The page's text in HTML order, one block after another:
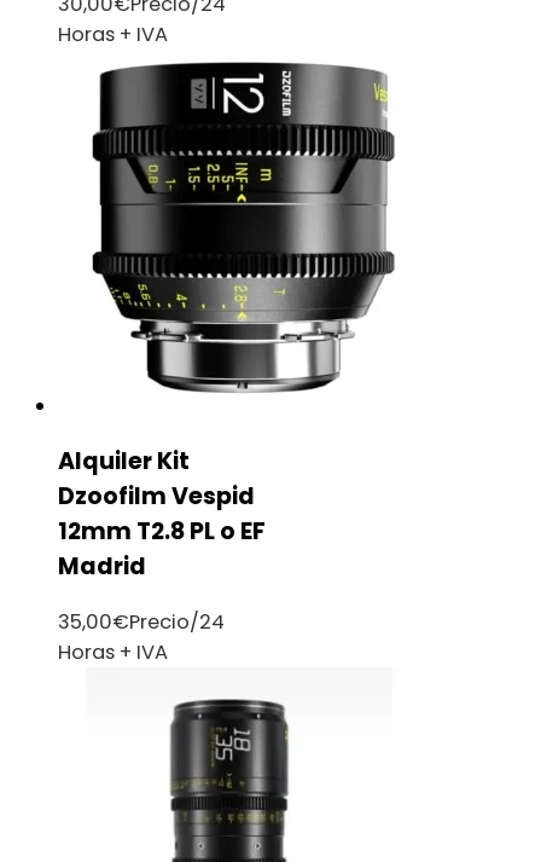
Horas + IVA
Alquiler Kit
Dzoofilm Vespid
12mm T2.8 PL o EF
Madrid
35,00€Precio/24
Horas + IVA